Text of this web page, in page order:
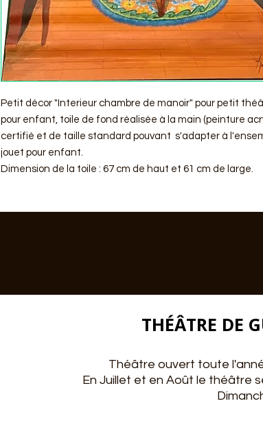
Petit décor "Interieur chambre de manoir" pour petit
pour enfant, toile de fond réalisée à la main (peinture
certifié et de taille standard pouvant s'adapter à
jouet pour enfant.
Dimension de la toile : 67 cm de haut et 61 cm de large.
THÉÂTRE DE
Théâtre ouvert toute
En Juillet et en Août le théâtre